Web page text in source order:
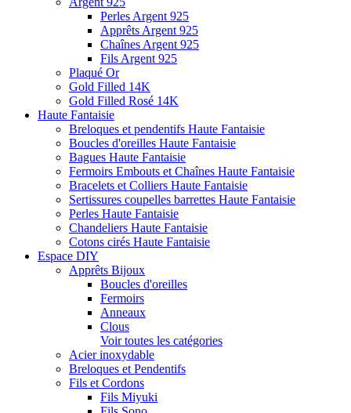
Perles Argent 925
Apprêts Argent 925
Chaînes Argent 925
Fils Argent 925
Plaqué Or
Gold Filled 14K
Gold Filled Rosé 14K
Haute Fantaisie
Breloques et pendentifs Haute Fantaisie
Boucles d'oreilles Haute Fantaisie
Bagues Haute Fantaisie
Fermoirs Embouts et Chaînes Haute Fantaisie
Bracelets et Colliers Haute Fantaisie
Sertissures coupelles barrettes Haute Fantaisie
Perles Haute Fantaisie
Chandeliers Haute Fantaisie
Cotons cirés Haute Fantaisie
Espace DIY
Apprêts Bijoux
Boucles d'oreilles
Fermoirs
Anneaux
Clous
Voir toutes les catégories
Acier inoxydable
Breloques et Pendentifs
Fils et Cordons
Fils Miyuki